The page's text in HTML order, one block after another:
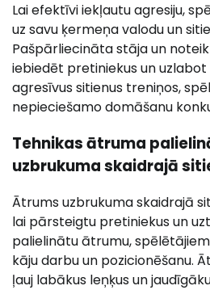
Lai efektīvi iekļautu agresiju,
uz savu ķermeņa valodu un
Pašpārliecināta stāja un
iebiedēt pretiniekus un
agresīvus sitienus treniņos,
nepieciešamo domāšanu
Tehnikas ātruma
uzbrukuma skaidrajā
Ātrums uzbrukuma skaidrajā
lai pārsteigtu pretiniekus un
palielinātu ātrumu,
kāju darbu un pozicionēšanu.
ļauj labākus leņķus un